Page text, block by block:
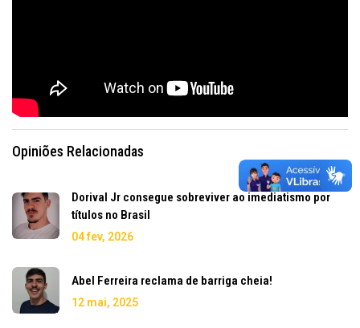
Opiniões Relacionadas
Dorival Jr consegue sobreviver ao imediatismo por
títulos no Brasil
04 fev, 2026
Abel Ferreira reclama de barriga cheia!
12 mai, 2025